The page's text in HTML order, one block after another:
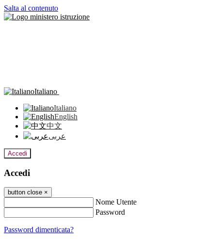
Salta al contenuto
Italiano
Italiano
English
中文
عربى
Accedi
Accedi
button close ×
Nome Utente
Password
Password dimenticata?